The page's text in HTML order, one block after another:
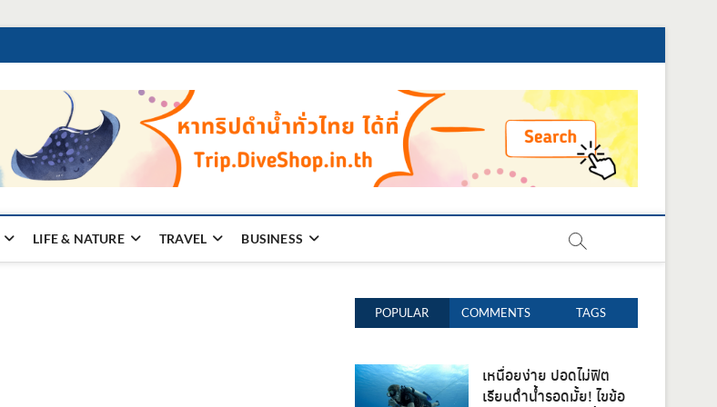
LIFE & NATURE TRAVEL BUSINESS
POPULAR COMMENTS TAGS
เหนื่อยง่าย ปอดไม่ฟิต
เรียนดำน้ำรอดมั้ย! ไขข้อ